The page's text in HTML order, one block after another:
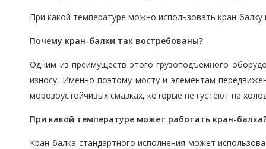
При какой температуре можно использовать кран-
Почему кран-балки так востребованы?
Одним из преимуществ этого грузоподъемного
износу. Именно поэтому мосту и элементам
морозоустойчивых смазках, которые не густеют на
При какой температуре может работать кран-балка
Кран-балка стандартного исполнения может